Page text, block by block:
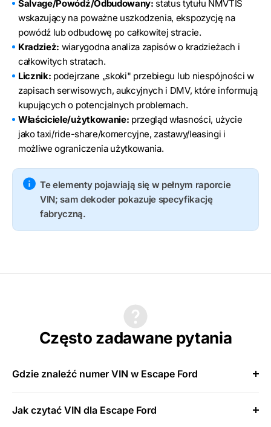
Salvage/Powódź/Odbudowany: status tytułu NMVTIS
wskazujący na poważne uszkodzenia, ekspozycję na
powódź lub odbudowę po całkowitej stracie.
Kradzież: wiarygodna analiza zapisów o kradzieżach i
całkowitych stratach.
Licznik: podejrzane „skoki" przebiegu lub niespójności w
zapisach serwisowych, aukcyjnych i DMV, które informują
kupujących o potencjalnych problemach.
Właściciele/użytkowanie: przegląd własności, użycie
jako taxi/ride-share/komercyjne, zastawy/leasingi i
możliwe ograniczenia użytkowania.
Te elementy pojawiają się w pełnym raporcie
VIN; sam dekoder pokazuje specyfikację
fabryczną.
Często zadawane pytania
Gdzie znaleźć numer VIN w Escape Ford
Jak czytać VIN dla Escape Ford